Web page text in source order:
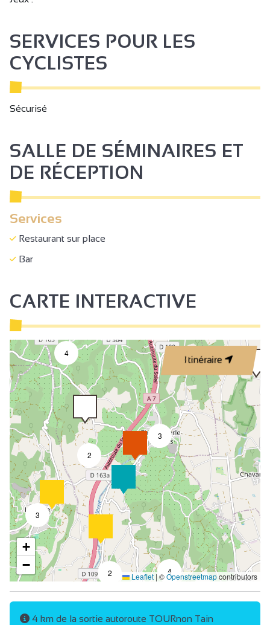
SERVICES POUR LES
CYCLISTES
Sécurisé
SALLE DE SÉMINAIRES ET
DE RÉCEPTION
Services
Restaurant sur place
Bar
CARTE INTERACTIVE
Itinéraire
3
4
2
4
2
3
+
−
Leaflet | ©Openstreetmapcontributors
4 km de la sortie autoroute TOURnon Tain